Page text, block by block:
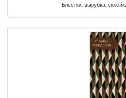
Блестки, вырубка,